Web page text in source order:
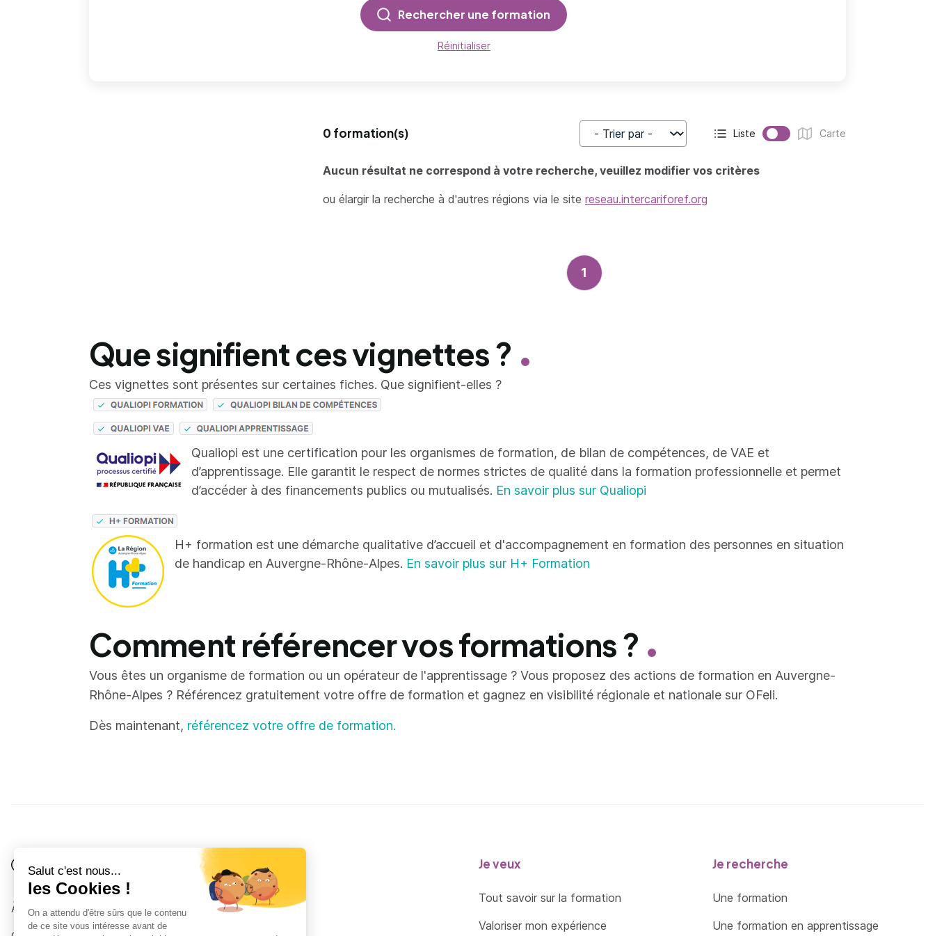
Rechercher une formation
Réinitialiser
0 formation(s)
Trier par Affichage actif :
Liste
Affichage :
Carte
Aucun résultat ne correspond à votre recherche, veuillez modifier vos critères
ou élargir la recherche à d'autres régions via le site reseau.intercariforef.org
1
Que signifient ces vignettes ?
Ces vignettes sont présentes sur certaines fiches. Que signifient-elles ?
Qualiopi est une certification pour les organismes de formation, de bilan de compétences, de VAE et
d’apprentissage. Elle garantit le respect de normes strictes de qualité dans la formation professionnelle et permet
d’accéder à des financements publics ou mutualisés. En savoir plus sur Qualiopi
H+ formation est une démarche qualitative d’accueil et d'accompagnement en formation des personnes en situation
de handicap en Auvergne-Rhône-Alpes. En savoir plus sur H+ Formation
Comment référencer vos formations ?
Vous êtes un organisme de formation ou un opérateur de l'apprentissage ? Vous proposez des actions de formation en Auvergne-
Rhône-Alpes ? Référencez gratuitement votre offre de formation et gagnez en visibilité régionale et nationale sur OFeli.
Dès maintenant, référencez votre offre de formation.
Côté Formations
À propos
Je suis
Au collège
Je veux
Tout savoir sur la formation
Valoriser mon expérience
Je recherche
Une formation
Une formation en apprentissage